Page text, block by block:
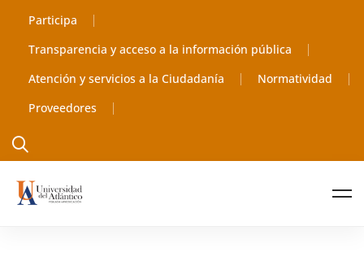
Participa
Transparencia y acceso a la información pública
Atención y servicios a la Ciudadanía
Normatividad
Proveedores